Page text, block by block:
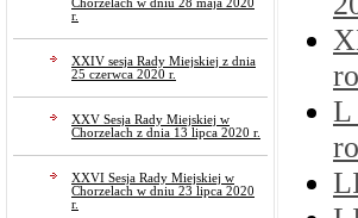
Chorzelach w dniu 28 maja 2020
r.
XXIV sesja Rady Miejskiej z dnia
25 czerwca 2020 r.
XXV Sesja Rady Miejskiej w
Chorzelach z dnia 13 lipca 2020 r.
XXVI Sesja Rady Miejskiej w
Chorzelach w dniu 23 lipca 2020
r.
L